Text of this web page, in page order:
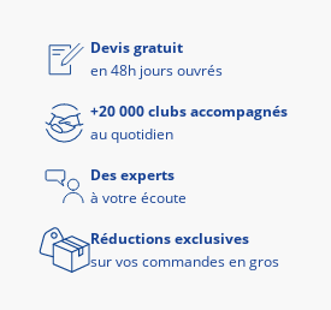
Devis gratuit
en 48h jours ouvrés
+20 000 clubs accompagnés
au quotidien
Des experts
à votre écoute
Réductions exclusives
sur vos commandes en gros